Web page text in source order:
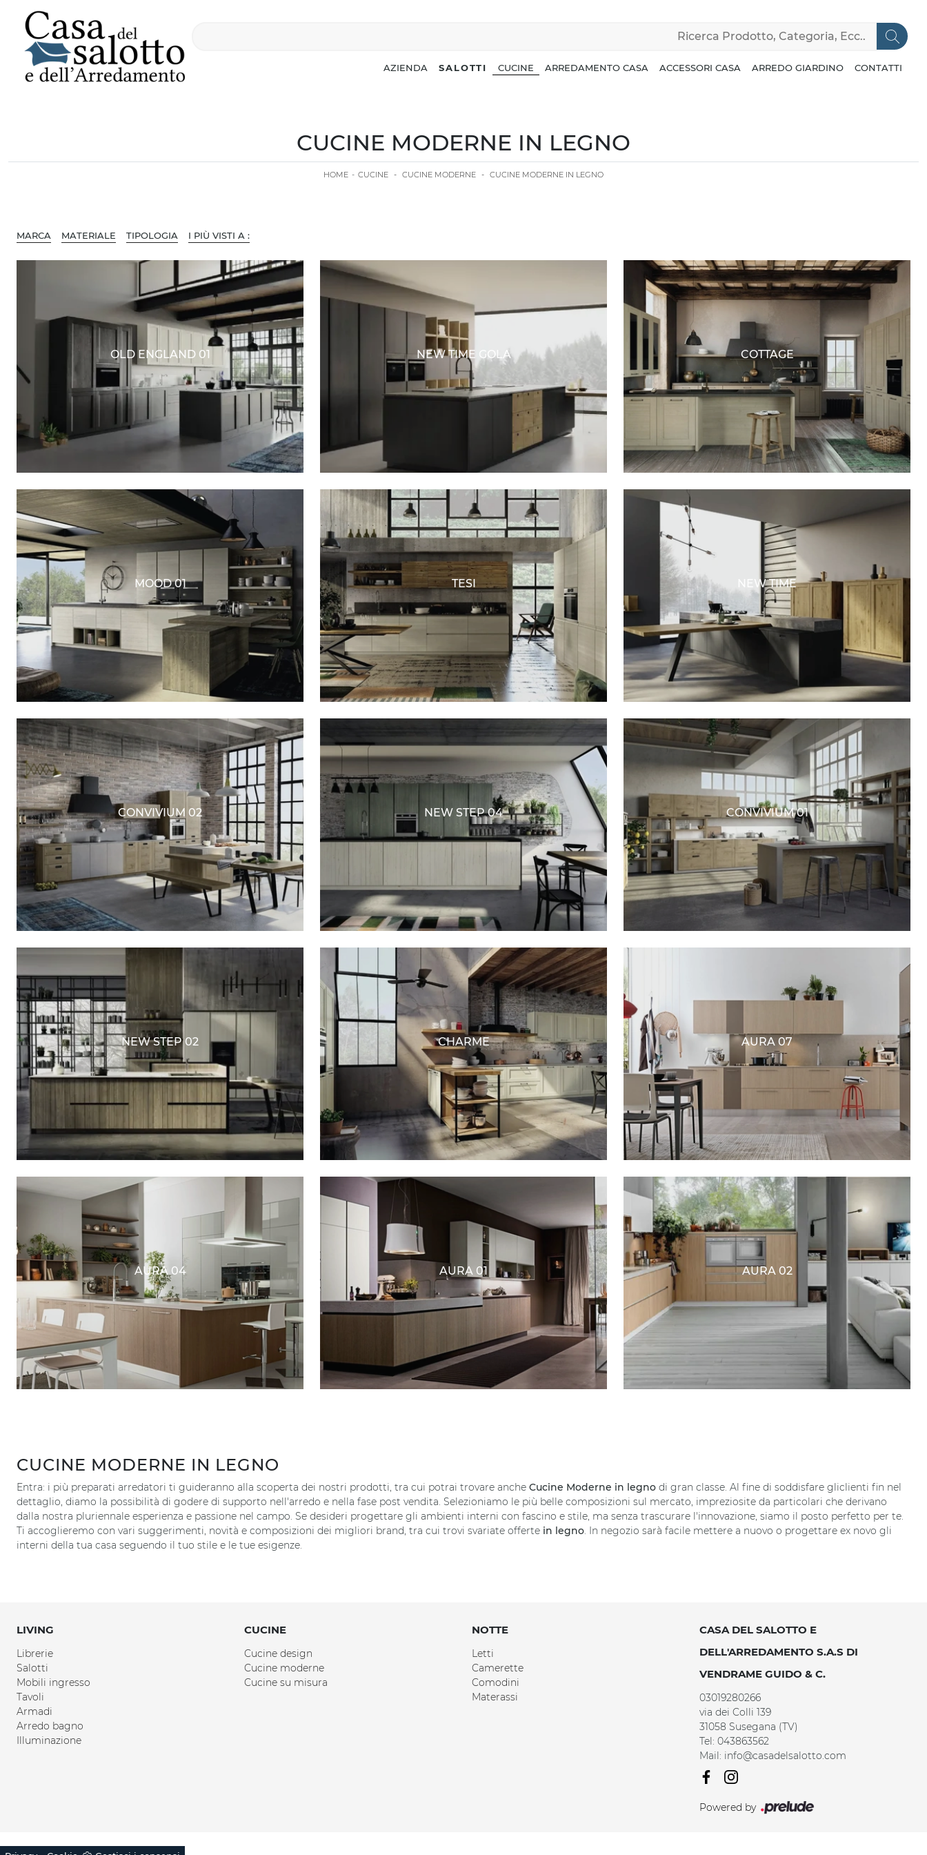
AZIENDA SALOTTI CUCINE ARREDAMENTO CASA ACCESSORI CASA ARREDO GIARDINO CONTATTI
CUCINE MODERNE IN LEGNO
HOME - CUCINE - CUCINE MODERNE - CUCINE MODERNE IN LEGNO
MARCA MATERIALE TIPOLOGIA I PIÙ VISTI A :
OLD ENGLAND 01 NEW TIME GOLA COTTAGE
MOOD 01 TESI NEW TIME
CONVIVIUM 02 NEW STEP 04 CONVIVIUM 01
NEW STEP 02 CHARME AURA 07
AURA 04 AURA 01 AURA 02
CUCINE MODERNE IN LEGNO
Entra: i più preparati arredatori ti guideranno alla scoperta dei nostri prodotti, tra cui potrai trovare anche Cucine Moderne in legno di gran classe. Al fine di soddisfare gliclienti fin nel
dettaglio, diamo la possibilità di godere di supporto nell'arredo e nella fase post vendita. Selezioniamo le più belle composizioni sul mercato, impreziosite da particolari che derivano
dalla nostra pluriennale esperienza e passione nel campo. Se desideri progettare gli ambienti interni con fascino e stile, ma senza trascurare l'innovazione, siamo il posto perfetto per te.
Ti accoglieremo con vari suggerimenti, novità e composizioni dei migliori brand, tra cui trovi svariate offerte in legno. In negozio sarà facile mettere a nuovo o progettare ex novo gli
interni della tua casa seguendo il tuo stile e le tue esigenze.
LIVING
Librerie
Salotti
Mobili ingresso
Tavoli
Armadi
Arredo bagno
Illuminazione
CUCINE
Cucine design
Cucine moderne
Cucine su misura
NOTTE
Letti
Camerette
Comodini
Materassi
CASA DEL SALOTTO E
DELL'ARREDAMENTO S.A.S DI
VENDRAME GUIDO & C.
03019280266
via dei Colli 139
31058 Susegana (TV)
Tel: 043863562
Mail: info@casadelsalotto.com
Powered by